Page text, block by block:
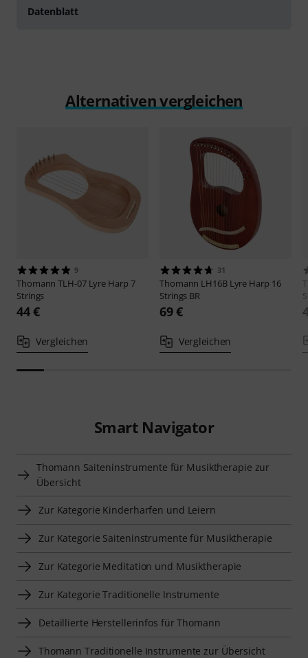
Datenblatt
Alternativen vergleichen
9
ThomannTLH-07 Lyre Harp 7
Strings
44 €
Vergleichen
31
Thomann LH16B Lyre Harp 16
Strings BR
69 €
Vergleichen
Smart Navigator
Thomann Saiteninstrumente für Musiktherapie zur
Übersicht
Zur Kategorie Kinderharfen und Leiern
Zur Kategorie Saiteninstrumente für Musiktherapie
Zur Kategorie Meditation und Musiktherapie
Zur Kategorie Traditionelle Instrumente
Detaillierte Herstellerinfos für Thomann
Thomann Traditionelle Instrumente zur Übersicht